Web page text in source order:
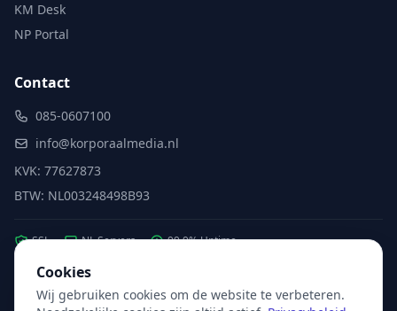
KM Desk
NP Portal
Contact
085-0607100
info@korporaalmedia.nl
KVK: 77627873
BTW: NL003248498B93
SSL NL Servers 99.9% Uptime
Partner van: Microsoft·X2com Hikvision
Cookies
Wij gebruiken cookies om de website te verbeteren.